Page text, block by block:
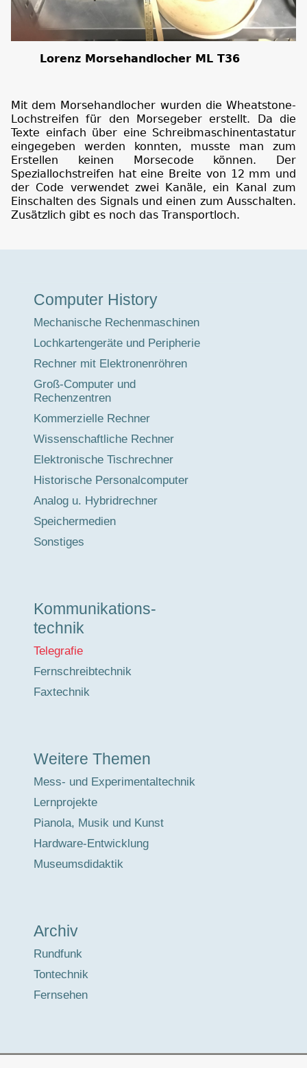
Lorenz Morsehandlocher ML T36
Mit dem Morsehandlocher wurden die Wheatstone-
Lochstreifen für den Morsegeber erstellt. Da die
Texte einfach über eine Schreibmaschinentastatur
eingegeben werden konnten, musste man zum
Erstellen keinen Morsecode können. Der
Speziallochstreifen hat eine Breite von 12 mm und
der Code verwendet zwei Kanäle, ein Kanal zum
Einschalten des Signals und einen zum Ausschalten.
Zusätzlich gibt es noch das Transportloch.
Computer History
Mechanische Rechenmaschinen
Lochkartengeräte und Peripherie
Rechner mit Elektronenröhren
Groß-Computer und
Rechenzentren
Kommerzielle Rechner
Wissenschaftliche Rechner
Elektronische Tischrechner
Historische Personalcomputer
Analog u. Hybridrechner
Speichermedien
Sonstiges
Kommunikations-
technik
Telegrafie
Fernschreibtechnik
Faxtechnik
Weitere Themen
Mess- und Experimentaltechnik
Lernprojekte
Pianola, Musik und Kunst
Hardware-Entwicklung
Museumsdidaktik
Archiv
Rundfunk
Tontechnik
Fernsehen